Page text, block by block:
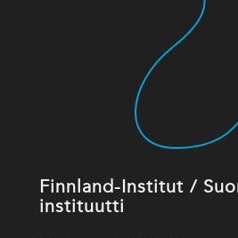
Finnland-Institut /
instituutti